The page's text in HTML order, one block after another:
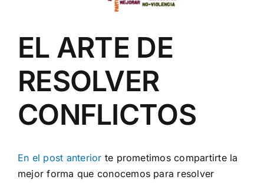
EL ARTE DE
RESOLVER
CONFLICTOS
En el post anterior te prometimos compartirte la
mejor forma que conocemos para resolver